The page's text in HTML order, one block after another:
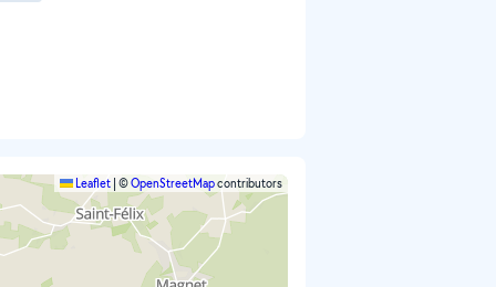
Leaflet ©OpenStreetMapcontributors